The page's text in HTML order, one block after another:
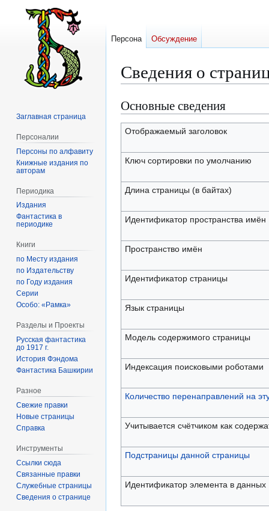
Сведения о
Перейти
к
навигации
Перейти
к
поиску
Основные сведения
Отображаемый заголовок
Ключ сортировки по умолчанию
Длина страницы (в байтах)
Идентификатор пространства имён
Пространство имён
Идентификатор страницы
Язык страницы
Модель содержимого страницы
Индексация поисковыми роботами
Количество перенаправлений на
Учитывается счётчиком как
Подстраницы данной страницы
Идентификатор элемента в данных
Персона Обсуждение
Заглавная страница
Персоналии
Персоны по алфавиту
Книжные издания по
авторам
Периодика
Издания
Фантастика в
периодике
Книги
по Месту издания
по Издательству
по Году издания
Серии
Особо: «Рамка»
Разделы и Проекты
Русская фантастика
до 1917 г.
История Фэндома
Фантастика Башкирии
Разное
Свежие правки
Новые страницы
Справка
Инструменты
Ссылки сюда
Связанные правки
Служебные страницы
Сведения о странице